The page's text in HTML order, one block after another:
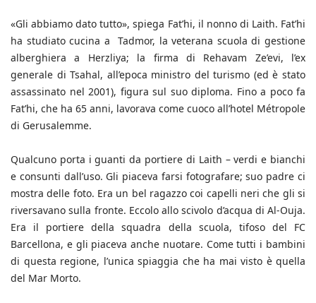
«Gli abbiamo dato tutto», spiega Fat’hi, il nonno di Laith. Fat’hi
ha studiato cucina a Tadmor, la veterana scuola di gestione
alberghiera a Herzliya; la firma di Rehavam Ze’evi, l’ex
generale di Tsahal, all’epoca ministro del turismo (ed è stato
assassinato nel 2001), figura sul suo diploma. Fino a poco fa
Fat’hi, che ha 65 anni, lavorava come cuoco all’hotel Métropole
di Gerusalemme.
Qualcuno porta i guanti da portiere di Laith – verdi e bianchi
e consunti dall’uso. Gli piaceva farsi fotografare; suo padre ci
mostra delle foto. Era un bel ragazzo coi capelli neri che gli si
riversavano sulla fronte. Eccolo allo scivolo d’acqua di Al-Ouja.
Era il portiere della squadra della scuola, tifoso del FC
Barcellona, e gli piaceva anche nuotare. Come tutti i bambini
di questa regione, l’unica spiaggia che ha mai visto è quella
del Mar Morto.